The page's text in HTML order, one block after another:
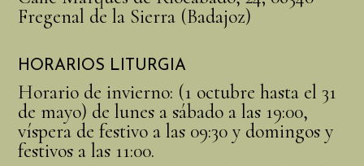
Fregenal de la Sierra (Badajoz)
HORARIOS LITURGIA
Horario de invierno: (1 octubre hasta el 31
de mayo) de lunes a sábado a las 19:00,
víspera de festivo a las 09:30 y domingos y
festivos a las 11:00.